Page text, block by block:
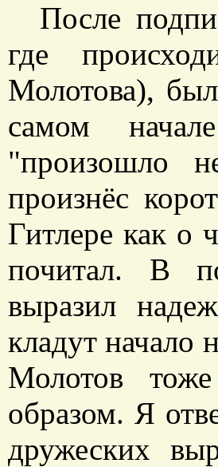
После
где
Молотова),
самом
"произошло
произнёс
Гитлере как о
почитал. В
выразил
кладут начало
Молотов
образом. Я
дружеских